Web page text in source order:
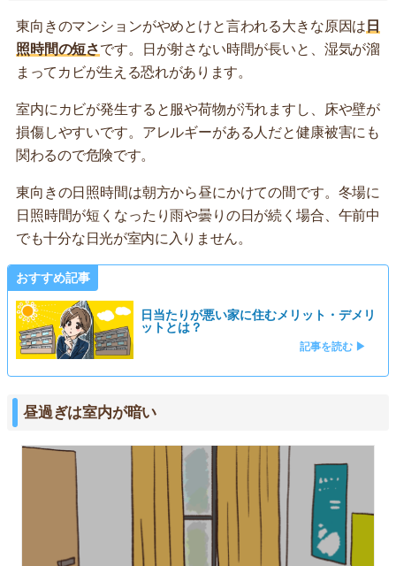
東向きのマンションがやめとけと言われる大きな原因は 日
照時間の短さです。日が射さない時間が長いと、湿気が溜
まってカビが生える恐れがあります。
室内にカビが発生すると服や荷物が汚れますし、床や壁が
損傷しやすいです。アレルギーがある人だと健康被害にも
関わるので危険です。
東向きの日照時間は朝方から昼にかけての間です。冬場に
日照時間が短くなったり雨や曇りの日が続く場合、午前中
でも十分な日光が室内に入りません。
おすすめ記事
日当たりが悪い家に住むメリット・デメリ
ットとは？
記事を読む ▶
昼過ぎは室内が暗い